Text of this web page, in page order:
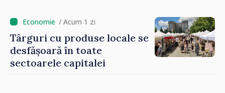
/ Acum 1 zi
Târguri cu produse locale se
desfășoară în toate
sectoarele capitalei